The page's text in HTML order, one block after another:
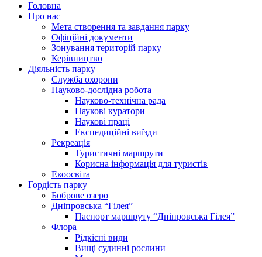
Головна
Про нас
Мета створення та завдання парку
Офіційні документи
Зонування територій парку
Керівництво
Діяльність парку
Служба охорони
Науково-дослідна робота
Науково-технічна рада
Наукові куратори
Наукові праці
Експедиційні виїзди
Рекреація
Туристичні маршрути
Корисна інформація для туристів
Екоосвіта
Гордість парку
Боброве озеро
Дніпровська “Гілея”
Паспорт маршруту “Дніпровська Гілея”
Флора
Рідкісні види
Вищі судинні рослини